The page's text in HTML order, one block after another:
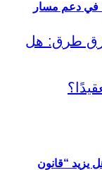
يزيد “قانون
في دعم مسار